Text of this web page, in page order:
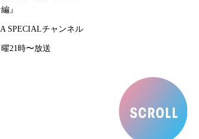
』
SPECIALチャンネル
21時〜放送